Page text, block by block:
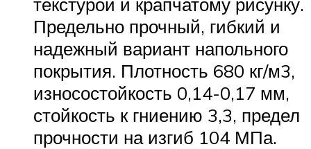
Предельно прочный, гибкий и
надежный вариант напольного
покрытия. Плотность 680 кг/м3,
износостойкость 0,14-0,17 мм,
стойкость к гниению 3,3, предел
прочности на изгиб 104 МПа.